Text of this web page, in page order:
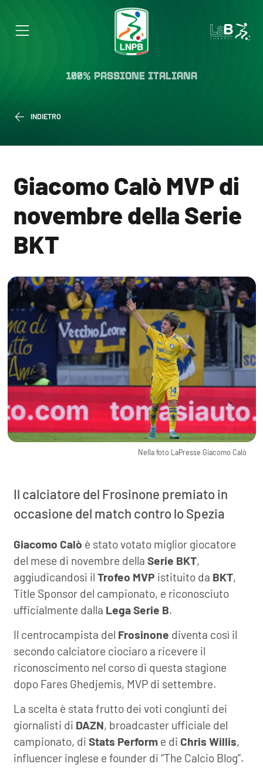
100% PASSIONE ITALIANA
INDIETRO
Giacomo Calò MVP di
novembre della Serie
BKT
Nella foto LaPresse Giacomo Calò
Il calciatore del Frosinone premiato in
occasione del match contro lo Spezia
Giacomo Calò è stato votato miglior giocatore
del mese di novembre della Serie BKT,
aggiudicandosi il Trofeo MVP istituito da BKT,
Title Sponsor del campionato, e riconosciuto
ufficialmente dalla Lega Serie B.
Il centrocampista del Frosinone diventa così il
secondo calciatore ciociaro a ricevere il
riconoscimento nel corso di questa stagione
dopo Fares Ghedjemis, MVP di settembre.
La scelta è stata frutto dei voti congiunti dei
giornalisti di DAZN, broadcaster ufficiale del
campionato, di Stats Perform e di Chris Willis,
influencer inglese e founder di “The Calcio Blog”.